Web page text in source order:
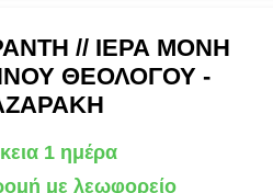
// ΙΕΡΑ ΜΟΝΗ
ΘΕΟΛΟΓΟΥ -
1 ημέρα
με λεωφορείο